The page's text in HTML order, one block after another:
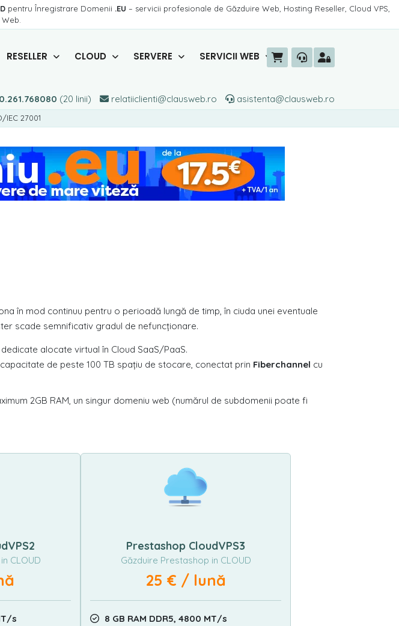
pentru Înregistrare Domenii .EU – servicii profesionale de Găzduire Web, Hosting Reseller, Cloud VPS,
RESELLER CLOUD SERVERE
SERVICII WEB
(20 linii) relatiiclienti@clausweb.ro asistenta@clausweb.ro
IEC 27001
în mod continuu pentru o perioadă lungă de timp, în ciuda unei eventuale
scade semnificativ gradul de nefuncționare.
alocate virtual în Cloud SaaS/PaaS.
de peste 100 TB spațiu de stocare, conectat prin Fiberchannel cu
2GB RAM, un singur domeniu web (numărul de subdomenii poate fi
CLOUD
s
Prestashop CloudVPS3
Găzduire Prestashop in CLOUD
25 € / lună
8 GB RAM DDR5, 4800 MT/s